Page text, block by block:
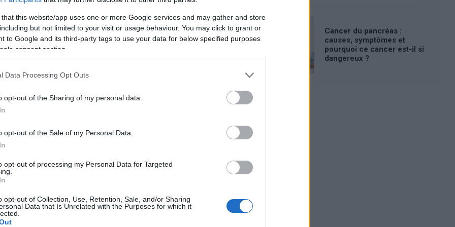
that this website/app uses one or more Google services and may gather and store
but not limited to your visit or usage behaviour. You may click to grant or
to Google and its third-party tags to use your data for below specified purposes
consent section.
Data Processing Opt Outs
opt-out of the Sharing of my personal data.
opt-out of the Sale of my Personal Data.
opt-out of processing my Personal Data for Targeted
opt-out of Collection, Use, Retention, Sale, and/or Sharing
Data that Is Unrelated with the Purposes for which it
des chercheurs suédois.
de l'un des cancers du système
en sont inconnues et divers spécialistes
source du problème. De manière assez
Lund, en Suède, ont annoncé avoir analysé le
mais aussi la fréquence des personnes
moins de 6 000 personnes, dont 1 398 étaient
pas. Les conclusions auxquelles sont parvenus
ont constaté que dans les deux ans suivant un
81 % plus élevéque chez les personnes non
Cancer du pancréas :
causes, symptômes et
pourquoi ce cancer est-il si
dangereux ?